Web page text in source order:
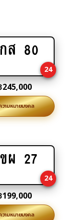
Add
cart
ส 80
24
245,000
ามหมายมงคล
Add
cart
ผ 27
24
199,000
ามหมายมงคล